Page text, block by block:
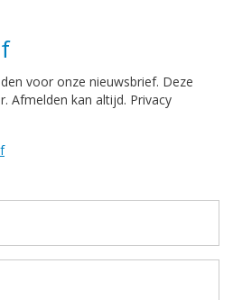
voor onze nieuwsbrief. Deze
Afmelden kan altijd. Privacy